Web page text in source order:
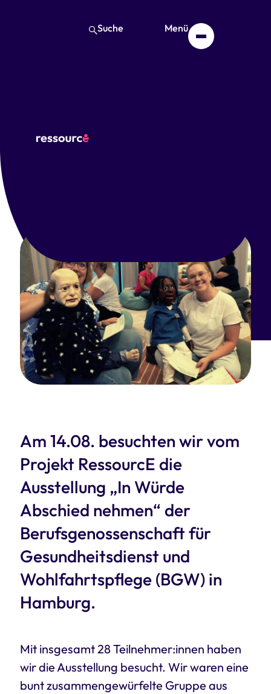
Suche Menü
Am 14.08. besuchten wir vom
Projekt RessourcE die
Ausstellung „In Würde
Abschied nehmen“ der
Berufsgenossenschaft für
Gesundheitsdienst und
Wohlfahrtspflege (BGW) in
Hamburg.
Mit insgesamt 28 Teilnehmer:innen haben
wir die Ausstellung besucht. Wir waren eine
bunt zusammengewürfelte Gruppe aus